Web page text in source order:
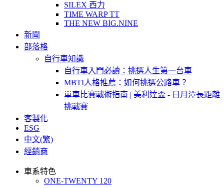
SILEX 西力
TIME WARP TT
THE NEW BIG.NINE
新聞
部落格
自行車知識
自行車入門必讀：挑選人生第一台車
MBTI人格推薦：如何挑選公路車？
單車比賽戰術指南 | 美利達盃 - 日月潭長距離
挑戰賽
客製化
ESG
中文(繁)
經銷商
車系特色
ONE-TWENTY 120